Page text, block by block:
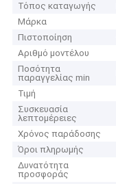
Τόπος καταγωγής
Μάρκα
Πιστοποίηση
Αριθμό μοντέλου
Ποσότητα
παραγγελίας min
Τιμή
Συσκευασία
λεπτομέρειες
Χρόνος παράδοσης
Όροι πληρωμής
Δυνατότητα
προσφοράς